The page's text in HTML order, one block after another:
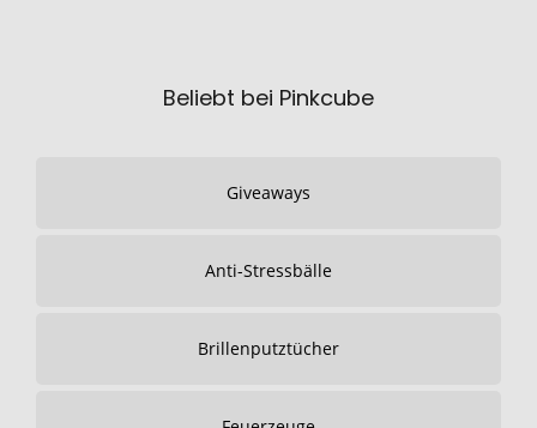
Beliebt bei Pinkcube
Giveaways
Anti-Stressbälle
Brillenputztücher